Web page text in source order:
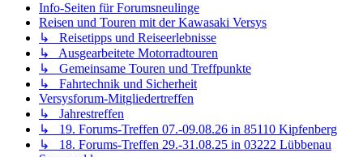
Info-Seiten für Forumsneulinge
Reisen und Touren mit der Kawasaki Versys
↳ Reisetipps und Reiseerlebnisse
↳ Ausgearbeitete Motorradtouren
↳ Gemeinsame Touren und Treffpunkte
↳ Fahrtechnik und Sicherheit
Versysforum-Mitgliedertreffen
↳ Jahrestreffen
↳ 19. Forums-Treffen 07.-09.08.26 in 85110 Kipfenberg
↳ 18. Forums-Treffen 29.-31.08.25 in 03222 Lübbenau